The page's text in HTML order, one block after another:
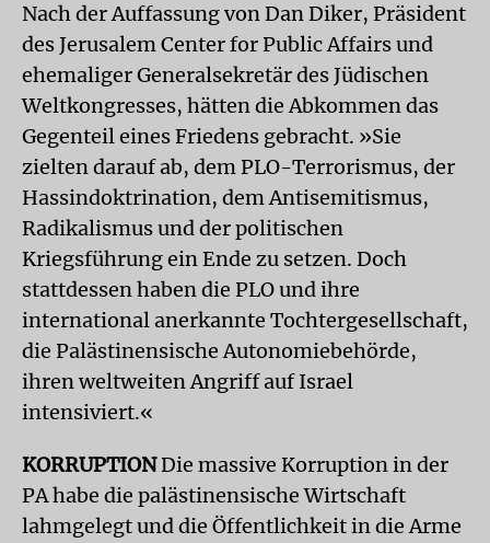
Nach der Auffassung von Dan Diker, Präsident
des Jerusalem Center for Public Affairs und
ehemaliger Generalsekretär des Jüdischen
Weltkongresses, hätten die Abkommen das
Gegenteil eines Friedens gebracht. »Sie
zielten darauf ab, dem PLO-Terrorismus, der
Hassindoktrination, dem Antisemitismus,
Radikalismus und der politischen
Kriegsführung ein Ende zu setzen. Doch
stattdessen haben die PLO und ihre
international anerkannte Tochtergesellschaft,
die Palästinensische Autonomiebehörde,
ihren weltweiten Angriff auf Israel
intensiviert.«
KORRUPTIONDie massive Korruption in der
PA habe die palästinensische Wirtschaft
lahmgelegt und die Öffentlichkeit in die Arme